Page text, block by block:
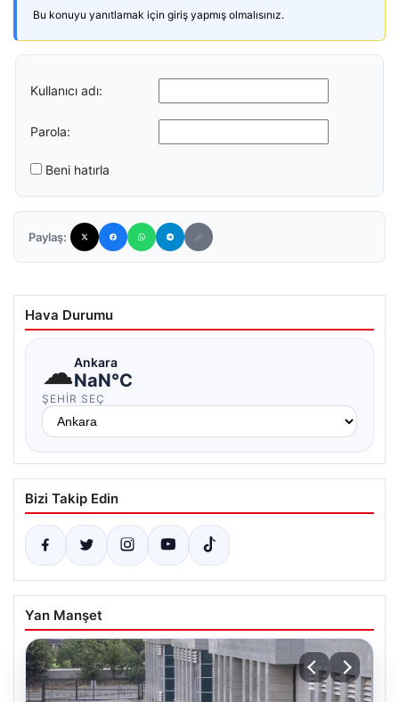
Bu konuyu yanıtlamak için giriş yapmış olmalısınız.
Kullanıcı adı:
Parola:
Beni hatırla
Paylaş:
Hava Durumu
☁Ankara
NaN°C
ŞEHIR SEÇ
Bizi Takip Edin
Yan Manşet